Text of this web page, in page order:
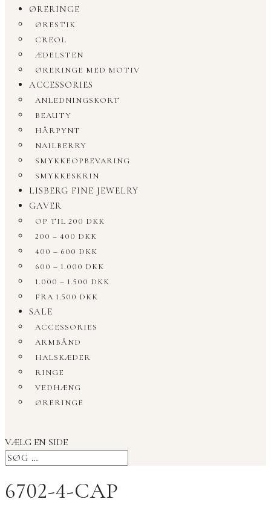
ØRERINGE
ØRESTIK
CREOL
ÆDELSTEN
ØRERINGE MED MOTIV
ACCESSORIES
ANLEDNINGSKORT
BEAUTY
HÅRPYNT
NAILBERRY
SMYKKEOPBEVARING
SMYKKESKRIN
LISBERG FINE JEWELRY
GAVER
OP TIL 200 DKK
200 – 400 DKK
400 – 600 DKK
600 – 1.000 DKK
1.000 – 1.500 DKK
FRA 1.500 DKK
SALE
ACCESSORIES
ARMBÅND
HALSKÆDER
RINGE
VEDHÆNG
ØRERINGE
VÆLG EN SIDE
6702-4-CAP